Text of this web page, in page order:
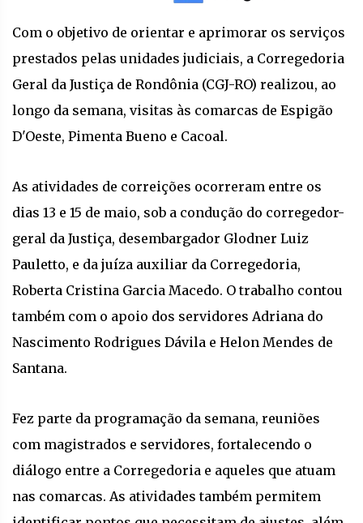
Com o objetivo de orientar e aprimorar os serviços
prestados pelas unidades judiciais, a Corregedoria
Geral da Justiça de Rondônia (CGJ-RO) realizou, ao
longo da semana, visitas às comarcas de Espigão
D'Oeste, Pimenta Bueno e Cacoal.
As atividades de correições ocorreram entre os
dias 13 e 15 de maio, sob a condução do corregedor-
geral da Justiça, desembargador Glodner Luiz
Pauletto, e da juíza auxiliar da Corregedoria,
Roberta Cristina Garcia Macedo. O trabalho contou
também com o apoio dos servidores Adriana do
Nascimento Rodrigues Dávila e Helon Mendes de
Santana.
Fez parte da programação da semana, reuniões
com magistrados e servidores, fortalecendo o
diálogo entre a Corregedoria e aqueles que atuam
nas comarcas. As atividades também permitem